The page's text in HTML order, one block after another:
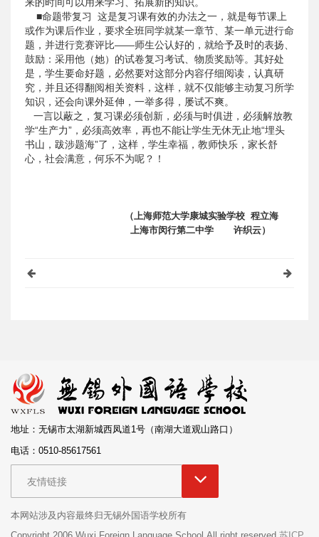
■命题带复习 这是复习课有效的办法之一，就是每节课上
或作为课后作业，要求全班同学就某一章节、某一单元进行命
题，并进行竞赛评比——师生公认好的，就给予及时的表扬、
鼓励：采用他（她）的试卷复习考试、物质奖励等。其好处
是，学生要命好题，必然要对这部分内容仔细阅读，认真研
究，并且还得翻阅相关资料，这样，就不仅能够主动复习所学
知识，还会向课外延伸，一举多得，屡试不爽。
一言以蔽之，复习课必须创新，必须与时俱进，必须解放教
学“生产力”，必须高效率，再也不能让学生无休无止地“埋头
书山，跋涉题海”了，这样，学生幸福，教师快乐，家长舒
心，社会满意，何乐不为呢？！
（上海师范大学康城实验学校 程立海
上海市闵行第二中学 许织云）
地址：无锡市太湖新城西凤道1号（南湖大道观山路口）
电话：0510-85617561
友情链接
本网站涉及内容最终归无锡外国语学校所有